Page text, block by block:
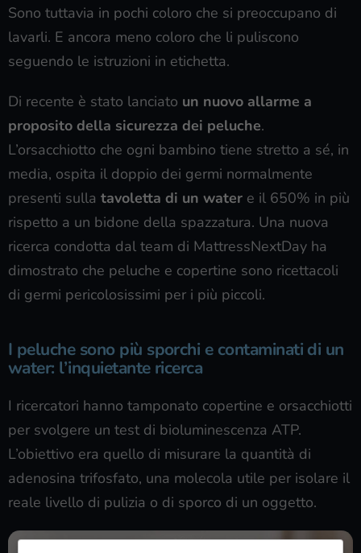
Sono tuttavia in pochi coloro che si preoccupano di
lavarli. E ancora meno coloro che li puliscono
seguendo le istruzioni in etichetta.
Di recente è stato lanciato un nuovo allarme a
proposito della sicurezza dei peluche.
L’orsacchiotto che ogni bambino tiene stretto a sé, in
media, ospita il doppio dei germi normalmente
presenti sulla tavoletta di un water e il 650% in più
rispetto a un bidone della spazzatura. Una nuova
ricerca condotta dal team di MattressNextDay ha
dimostrato che peluche e copertine sono ricettacoli
di germi pericolosissimi per i più piccoli.
I peluche sono più sporchi e contaminati di un
water: l’inquietante ricerca
I ricercatori hanno tamponato copertine e orsacchiotti
per svolgere un test di bioluminescenza ATP.
L’obiettivo era quello di misurare la quantità di
adenosina trifosfato, una molecola utile per isolare il
reale livello di pulizia o di sporco di un oggetto.